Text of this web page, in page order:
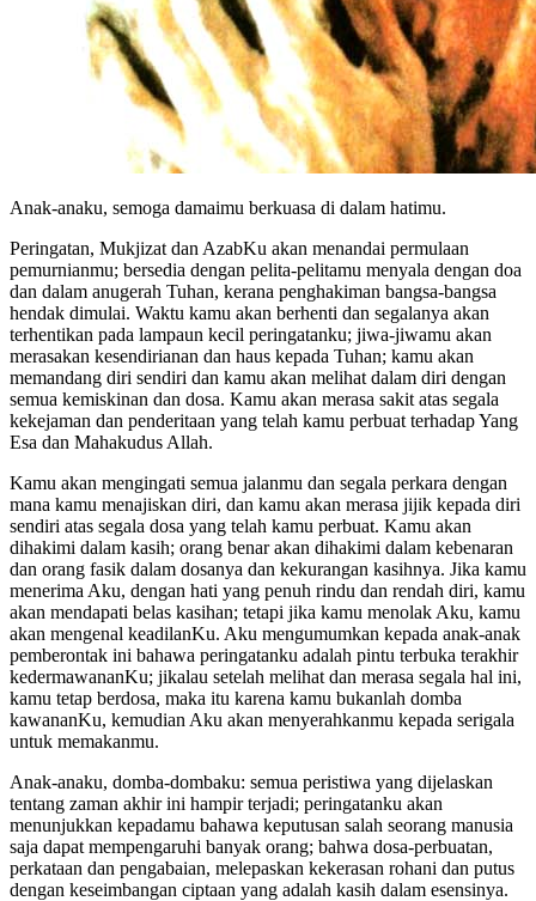
Anak-anaku, semoga damaimu berkuasa di dalam hatimu.
Peringatan, Mukjizat dan AzabKu akan menandai permulaan
pemurnianmu; bersedia dengan pelita-pelitamu menyala dengan doa
dan dalam anugerah Tuhan, kerana penghakiman bangsa-bangsa
hendak dimulai. Waktu kamu akan berhenti dan segalanya akan
terhentikan pada lampaun kecil peringatanku; jiwa-jiwamu akan
merasakan kesendirianan dan haus kepada Tuhan; kamu akan
memandang diri sendiri dan kamu akan melihat dalam diri dengan
semua kemiskinan dan dosa. Kamu akan merasa sakit atas segala
kekejaman dan penderitaan yang telah kamu perbuat terhadap Yang
Esa dan Mahakudus Allah.
Kamu akan mengingati semua jalanmu dan segala perkara dengan
mana kamu menajiskan diri, dan kamu akan merasa jijik kepada diri
sendiri atas segala dosa yang telah kamu perbuat. Kamu akan
dihakimi dalam kasih; orang benar akan dihakimi dalam kebenaran
dan orang fasik dalam dosanya dan kekurangan kasihnya. Jika kamu
menerima Aku, dengan hati yang penuh rindu dan rendah diri, kamu
akan mendapati belas kasihan; tetapi jika kamu menolak Aku, kamu
akan mengenal keadilanKu. Aku mengumumkan kepada anak-anak
pemberontak ini bahawa peringatanku adalah pintu terbuka terakhir
kedermawananKu; jikalau setelah melihat dan merasa segala hal ini,
kamu tetap berdosa, maka itu karena kamu bukanlah domba
kawananKu, kemudian Aku akan menyerahkanmu kepada serigala
untuk memakanmu.
Anak-anaku, domba-dombaku: semua peristiwa yang dijelaskan
tentang zaman akhir ini hampir terjadi; peringatanku akan
menunjukkan kepadamu bahawa keputusan salah seorang manusia
saja dapat mempengaruhi banyak orang; bahwa dosa-perbuatan,
perkataan dan pengabaian, melepaskan kekerasan rohani dan putus
dengan keseimbangan ciptaan yang adalah kasih dalam esensinya.